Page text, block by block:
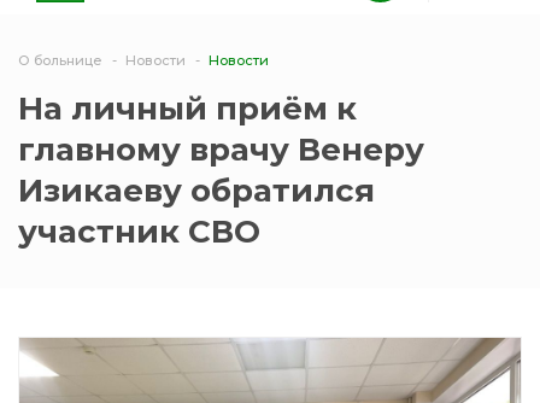
О больнице Новости Новости
На личный приём к
главному врачу Венеру
Изикаеву обратился
участник СВО